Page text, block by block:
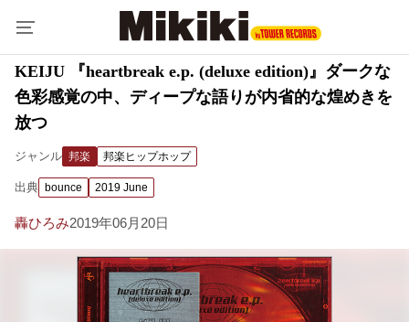
KEIJU 『heartbreak e.p. (deluxe edition)』ダークな
色彩感覚の中、ディープな語りが内省的な煌めきを
放つ
ジャンル 邦楽 邦楽ヒップホップ
出典 bounce 2019 June
轟ひろみ2019年06月20日